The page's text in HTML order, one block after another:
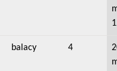
balacy 4